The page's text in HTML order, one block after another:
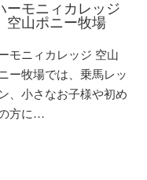
ーモニィカレッジ
空山ポニー牧場
モニィカレッジ 空山
ー牧場では、乗馬レッ
、小さなお子様や初め
方に…